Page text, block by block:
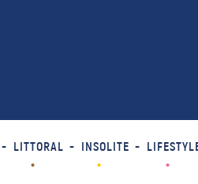
LITTORAL INSOLITE